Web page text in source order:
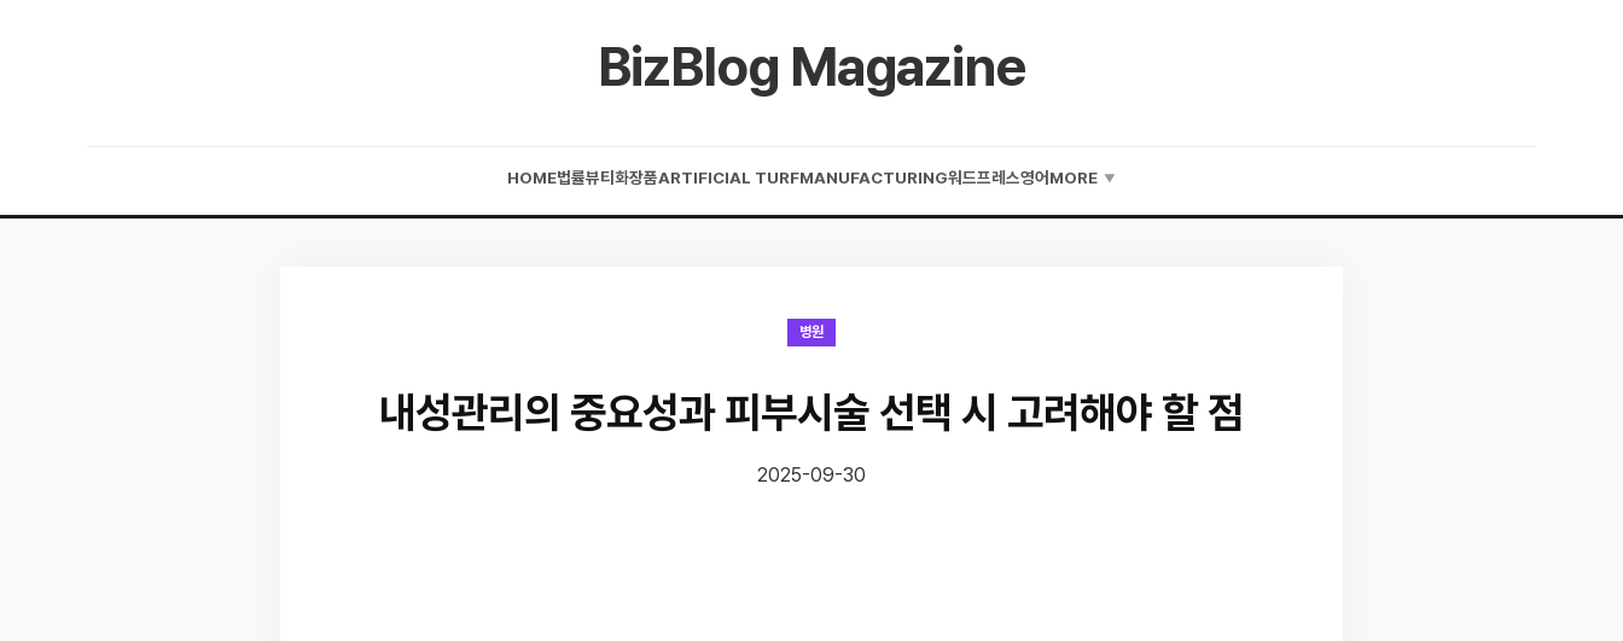
BizBlog Magazine
HOME법률뷰티 화장품ARTIFICIAL TURFMANUFACTURING워드프레스영어 MORE ▼
병원
내성관리의 중요성과 피부시술 선택 시 고려해야 할 점
2025-09-30